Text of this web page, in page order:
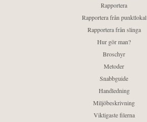
Rapportera
Rapportera från punktlokal
Rapportera från slinga
Hur gör man?
Broschyr
Metoder
Snabbguide
Handledning
Miljöbeskrivning
Viktigaste filerna